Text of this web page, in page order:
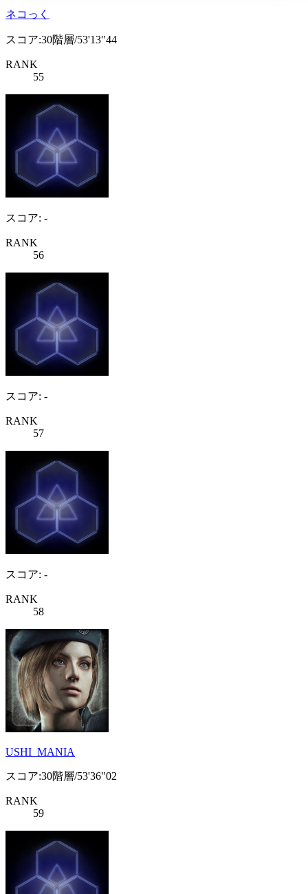
ネコっく
スコア:30階層/53'13"44
RANK
55
スコア: -
RANK
56
スコア: -
RANK
57
スコア: -
RANK
58
USHI_MANIA
スコア:30階層/53'36"02
RANK
59